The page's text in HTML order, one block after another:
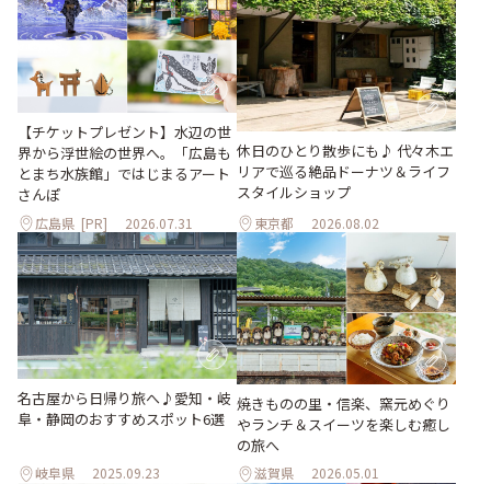
【チケットプレゼント】水辺の世
界から浮世絵の世界へ。「広島も
とまち水族館」ではじまるアート
さんぽ
広島県 [PR] 2026.07.31
休日のひとり散歩にも♪ 代々木エ
リアで巡る絶品ドーナツ＆ライフ
スタイルショップ
東京都 2026.08.02
名古屋から日帰り旅へ♪愛知・岐
阜・静岡のおすすめスポット6選
岐阜県 2025.09.23
焼きものの里・信楽、窯元めぐり
やランチ＆スイーツを楽しむ癒し
の旅へ
滋賀県 2026.05.01